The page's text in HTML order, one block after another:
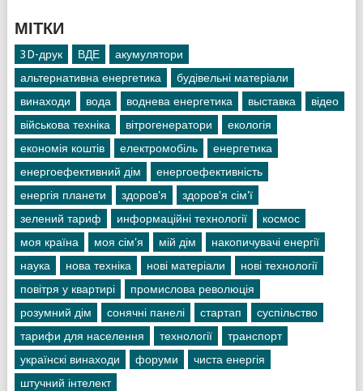
МІТКИ
3D-друк ВДЕ
акумулятори
альтернативна енергетика
будівельні матеріали
винаходи
вода воднева енергетика выставка
відео
військова техніка
вітрогенератори
екологія
економія коштів
електромобіль
енергетика
енергоефективний дім
енергоефективність
енергія планети
здоров'я
здоров'я сім'ї
зелений тариф
информаційні технології
космос
моя країна
моя сім'я мій дім
накопичувачі енергії
наука
нова техніка нові матеріали
нові технології
повітря у квартирі
промислова революція
розумний дім
сонячні панелі стартап
суспільство
тарифи для населення
технології
транспорт
українскі винаходи
форуми
чиста енергія
штучний інтелект